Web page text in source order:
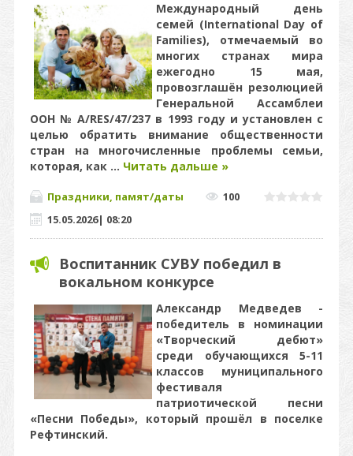
Международный день
семей (International Day of
Families), отмечаемый во
многих странах мира
ежегодно 15 мая,
провозглашён резолюцией
Генеральной Ассамблеи
ООН № A/RES/47/237 в 1993 году и установлен с
целью обратить внимание общественности
стран на многочисленные проблемы семьи,
которая, как ... Читать дальше »
Праздники, памят/даты
100
15.05.2026| 08:20
Воспитанник СУВУ победил в
вокальном конкурсе
Александр Медведев -
победитель в номинации
«Творческий дебют»
среди обучающихся 5-11
классов муниципального
фестиваля
патриотической песни
«Песни Победы», который прошёл в поселке
Рефтинский.